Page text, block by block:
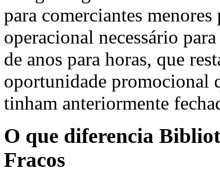
para comerciantes
operacional necessário
de anos para horas, que
oportunidade promocional
tinham anteriormente
O que diferencia
Fracos